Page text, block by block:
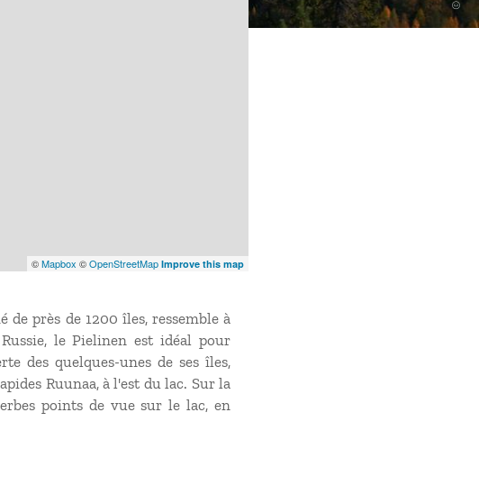
©Mapbox ©OpenStreetMap Improve this map
de près de 1200 îles, ressemble à
le Pielinen est idéal pour
des quelques-unes de ses îles,
Ruunaa, à l'est du lac. Sur la
points de vue sur le lac, en